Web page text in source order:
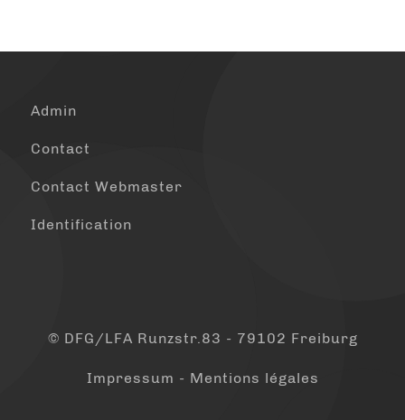
Admin
Contact
Contact Webmaster
Identification
© DFG/LFA Runzstr.83 - 79102 Freiburg
Impressum - Mentions légales